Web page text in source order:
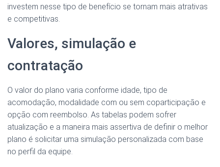
investem nesse tipo de benefício se tornam mais atrativas
e competitivas.
Valores, simulação e
contratação
O valor do plano varia conforme idade, tipo de
acomodação, modalidade com ou sem coparticipação e
opção com reembolso. As tabelas podem sofrer
atualização e a maneira mais assertiva de definir o melhor
plano é solicitar uma simulação personalizada com base
no perfil da equipe.